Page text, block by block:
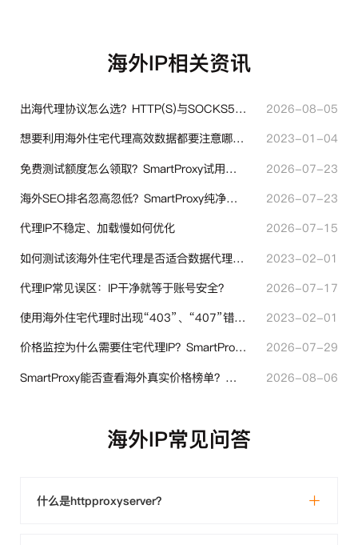
海外IP相关资讯
出海代理协议怎么选？HTTP(S)与SOCKS5核心差异与选型技巧
2026-08-05
想要利用海外住宅代理高效数据都要注意哪些地方？
2023-01-04
免费测试额度怎么领取？SmartProxy试用产品完整体验指引
2026-07-23
海外SEO排名忽高忽低？SmartProxy纯净住宅IP助力站点权重稳定
2026-07-23
代理IP不稳定、加载慢如何优化
2026-07-15
如何测试该海外住宅代理是否适合数据代理使用？
2023-02-01
代理IP常见误区：IP干净就等于账号安全？
2026-07-17
使用海外住宅代理时出现“403”、“407”错误代码时代表什么？
2023-02-01
价格监控为什么需要住宅代理IP？SmartProxy助力跨境商家实现全球竞品数据采集
2026-07-29
SmartProxy能否查看海外真实价格榜单？跨境选品代理IP实用解读
2026-08-06
海外IP常见问答
什么是httpproxyserver？